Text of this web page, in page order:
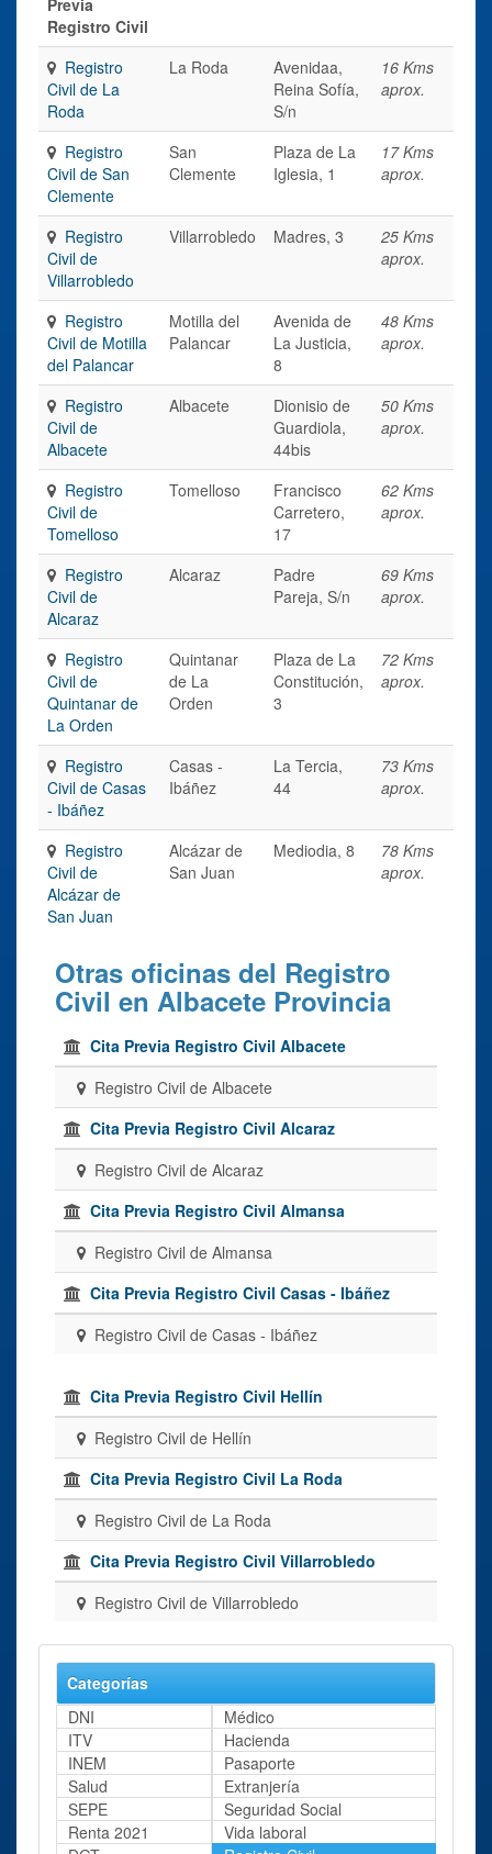
Registro Civil
Registro
Civil de La
Roda
La Roda
Avenidaa,
Reina Sofía,
S/n
16 Kms
aprox.
Registro
Civil de San
Clemente
San
Clemente
Plaza de La
Iglesia, 1
17 Kms
aprox.
Registro
Civil de
Villarrobledo
Villarrobledo Madres, 3
25 Kms
aprox.
Registro
Civil de Motilla
del Palancar
Motilla del
Palancar
Avenida de
La Justicia,
8
48 Kms
aprox.
Registro
Civil de
Albacete
Albacete
Dionisio de
Guardiola,
44bis
50 Kms
aprox.
Registro
Civil de
Tomelloso
Tomelloso
Francisco
Carretero,
17
62 Kms
aprox.
Registro
Civil de
Alcaraz
Alcaraz
Padre
Pareja, S/n
69 Kms
aprox.
Registro
Civil de
Quintanar de
La Orden
Quintanar
de La
Orden
Plaza de La
Constitución,
3
72 Kms
aprox.
Registro
Civil de Casas
- Ibáñez
Casas -
Ibáñez
La Tercia,
44
73 Kms
aprox.
Registro
Civil de
Alcázar de
San Juan
Alcázar de
San Juan
Mediodia, 8
78 Kms
aprox.
Otras oficinas del Registro
Civil en Albacete Provincia
Cita Previa Registro Civil Albacete
Registro Civil de Albacete
Cita Previa Registro Civil Alcaraz
Registro Civil de Alcaraz
Cita Previa Registro Civil Almansa
Registro Civil de Almansa
Cita Previa Registro Civil Casas - Ibáñez
Registro Civil de Casas - Ibáñez
Cita Previa Registro Civil Hellín
Registro Civil de Hellín
Cita Previa Registro Civil La Roda
Registro Civil de La Roda
Cita Previa Registro Civil Villarrobledo
Registro Civil de Villarrobledo
Categorías
DNI
Médico
ITV
Hacienda
INEM
Pasaporte
Salud
Extranjería
SEPE
Seguridad Social
Renta 2021
Vida laboral